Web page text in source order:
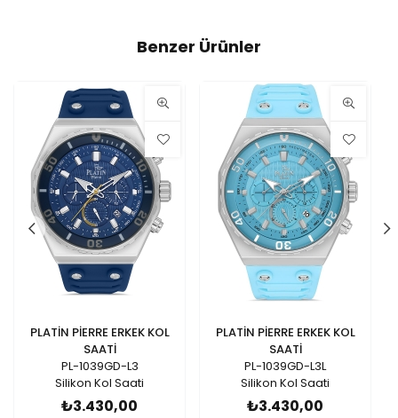
Benzer Ürünler
PLATİN PİERRE ERKEK KOL
SAATİ
PL-1039GD-L3
Silikon Kol Saati
₺3.430,00
PLATİN PİERRE ERKEK KOL
SAATİ
PL-1039GD-L3L
Silikon Kol Saati
₺3.430,00